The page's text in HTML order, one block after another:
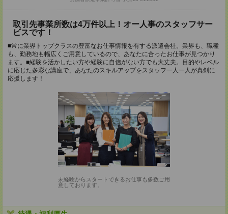
取引先事業所数は4万件以上！オー人事のスタッフサー
ビスです！
■常に業界トップクラスの豊富なお仕事情報を有する派遣会社。業界も、職種
も、勤務地も幅広くご用意しているので、あなたに合ったお仕事が見つかり
ます。■経験を活かしたい方や経験に自信がない方でも大丈夫。目的やレベル
に応じた多彩な講座で、あなたのスキルアップをスタッフ一人一人が真剣に
応援します！
未経験からスタートできるお仕事も多数ご用
意しております。